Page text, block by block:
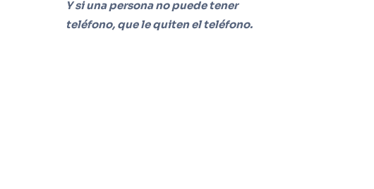
Y si una persona no puede tener
teléfono, que le quiten el teléfono.